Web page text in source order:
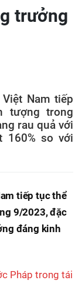
trưởng
Nam tiếp
tượng trong
rau quả với
160% so với
tiếp tục thể
9/2023, đặc
đáng kinh
Pháp trong tái